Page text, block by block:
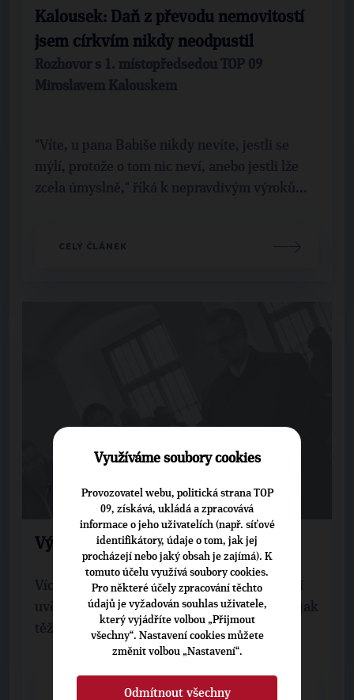
Kalousek: Daň z převodu nemovitostí
jsem církvím nikdy neodpustil
Rozhovor s 1. místopředsedou TOP 09
Miroslavem Kalouskem
"Víte, u pana Babiše nikdy nevíte, jestli se
mýlí, protože o tom nic neví, anebo jestli lže
zcela úmyslně," říká k nepravdivým výroků...
CELÝ ČLÁNEK
17. 11. 2013
Výročí 17. listopadu
Víc než kdy jindy bychom si v tento den měli
uvědomovat, jak lehko lze svobodu ztratit a jak
těžce dlouho se pak nabývá zpět.
CELÝ ČLÁNEK
Využíváme soubory cookies
Provozovatel webu, politická strana TOP
09, získává, ukládá a zpracovává
informace o jeho uživatelích (např. síťové
identifikátory, údaje o tom, jak jej
procházejí nebo jaký obsah je zajímá). K
tomuto účelu využívá soubory cookies.
Pro některé účely zpracování těchto
údajů je vyžadován souhlas uživatele,
který vyjádříte volbou „Přijmout
všechny“. Nastavení cookies můžete
změnit volbou „Nastavení“.
Odmítnout všechny